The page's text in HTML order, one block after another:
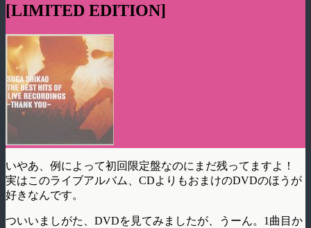
[LIMITED EDITION]
いやあ、例によって初回限定盤なのにまだ残ってますよ！
実はこのライブアルバム、CDよりもおまけのDVDのほうが
好きなんです。
ついいましがた、DVDを見てみましたが、うーん。1曲目か